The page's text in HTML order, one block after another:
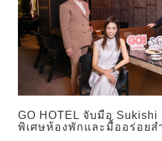
GO HOTEL จับมือ
พิเศษห้องพักและมื้ออร่อยส